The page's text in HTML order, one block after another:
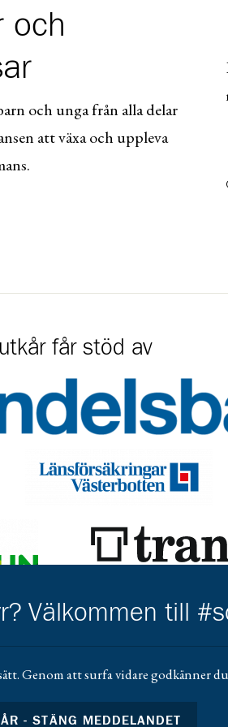
och
och unga från alla delar
att växa och uppleva
får stöd av
sv/hitta-
Gå till https://
upplevaochgora/
Gå till https://trangia.se/
Gå till
Gå
Välkommen till
Genom att surfa vidare godkänner
- STÄNG MEDDELANDET